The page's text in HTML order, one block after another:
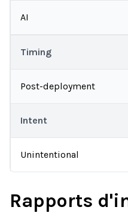
AI
Timing
Post-deployment
Intent
Unintentional
Rapports